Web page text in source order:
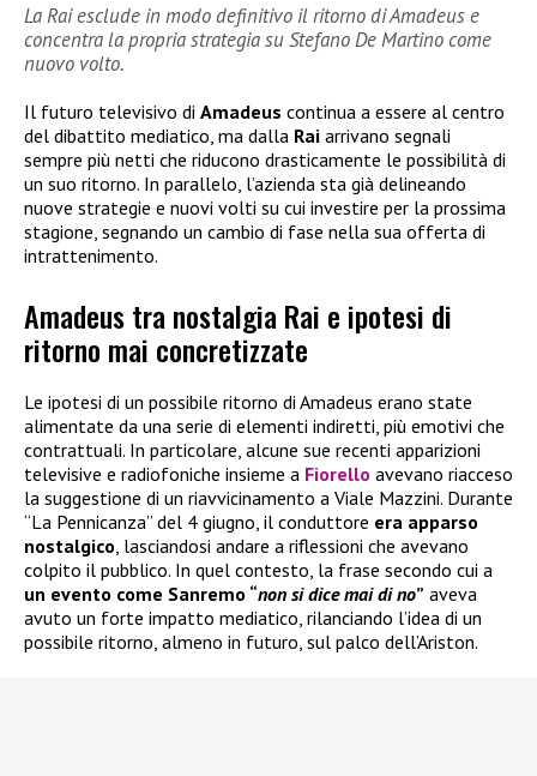
La Rai esclude in modo definitivo il ritorno di Amadeus e
concentra la propria strategia su Stefano De Martino come
nuovo volto.
Il futuro televisivo di Amadeus continua a essere al centro
del dibattito mediatico, ma dalla Rai arrivano segnali
sempre più netti che riducono drasticamente le possibilità di
un suo ritorno. In parallelo, l’azienda sta già delineando
nuove strategie e nuovi volti su cui investire per la prossima
stagione, segnando un cambio di fase nella sua offerta di
intrattenimento.
Amadeus tra nostalgia Rai e ipotesi di
ritorno mai concretizzate
Le ipotesi di un possibile ritorno di Amadeus erano state
alimentate da una serie di elementi indiretti, più emotivi che
contrattuali. In particolare, alcune sue recenti apparizioni
televisive e radiofoniche insieme a Fiorello avevano riacceso
la suggestione di un riavvicinamento a Viale Mazzini. Durante
“La Pennicanza” del 4 giugno, il conduttore era apparso
nostalgico, lasciandosi andare a riflessioni che avevano
colpito il pubblico. In quel contesto, la frase secondo cui a
un evento come Sanremo “non si dice mai di no” aveva
avuto un forte impatto mediatico, rilanciando l’idea di un
possibile ritorno, almeno in futuro, sul palco dell’Ariston.